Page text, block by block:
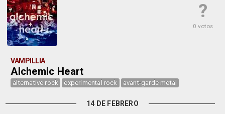
?
0 votos
VAMPILLIA
Alchemic Heart
alternative rock experimental rock avant-garde metal
14 DE FEBRERO